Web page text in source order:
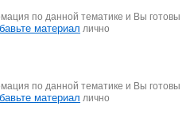
по данной тематике и Вы готовы
материал лично
по данной тематике и Вы готовы
материал лично